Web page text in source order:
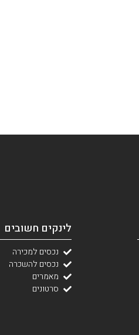
לינקים חשובים
נכסים למכירה
נכסים להשכרה
מאמרים
סרטונים